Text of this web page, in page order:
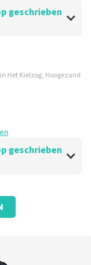
geschrieben
Het Kielzog, Hoogezand
geschrieben